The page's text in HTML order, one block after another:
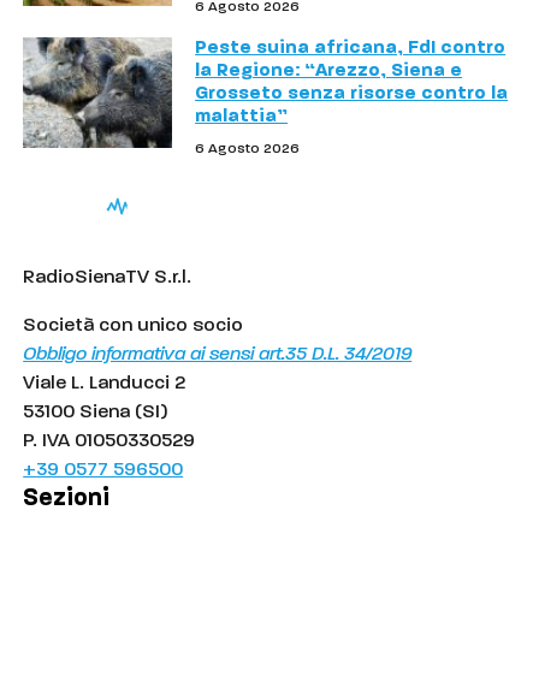
6 Agosto 2026
Peste suina africana, FdI contro
la Regione: “Arezzo, Siena e
Grosseto senza risorse contro la
malattia”
6 Agosto 2026
RadioSienaTV S.r.l.
Società con unico socio
Obbligo informativa ai sensi art.35 D.L. 34/2019
Viale L. Landucci 2
53100 Siena (SI)
P. IVA 01050330529
+39 0577 596500
Sezioni